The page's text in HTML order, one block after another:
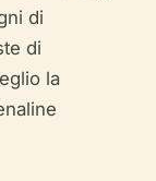
di
di
la